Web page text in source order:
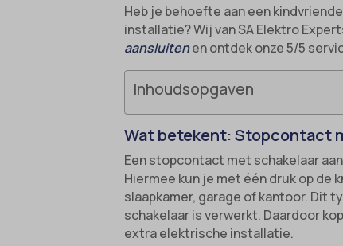
Heb je behoefte aan een
installatie? Wij van SA Elektro
aansluitenen ontdek onze 5/5
Inhoudsopgaven
Wat betekent: Stopcontact
Een stopcontact met schakelaar
Hiermee kun je met één druk op de
slaapkamer, garage of kantoor. Dit
schakelaar is verwerkt. Daardoor
extra elektrische installatie.